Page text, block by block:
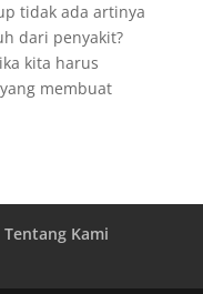
tidak ada artinya
dari penyakit?
kita harus
membuat
Tentang Kami